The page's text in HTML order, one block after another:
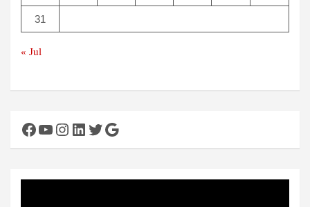
31
« Jul
Facebook
YouTube
Instagram
LinkedIn
Twitter
Google